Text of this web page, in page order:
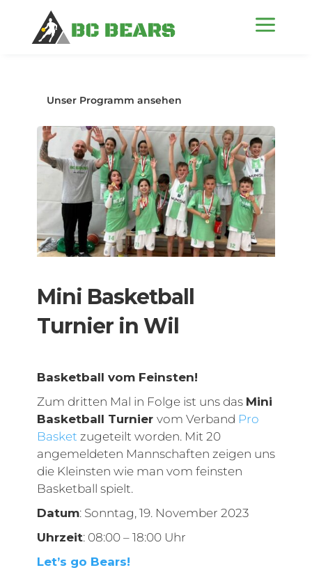
a
Unser Programm ansehen
Mini Basketball
Turnier in Wil
Basketball vom Feinsten!
Zum dritten Mal in Folge ist uns das Mini
Basketball Turnier vom Verband Pro
Basket zugeteilt worden. Mit 20
angemeldeten Mannschaften zeigen uns
die Kleinsten wie man vom feinsten
Basketball spielt.
Datum: Sonntag, 19. November 2023
Uhrzeit: 08:00 – 18:00 Uhr
Let’s go Bears!